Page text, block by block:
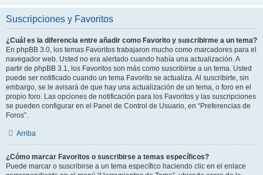
Suscripciones y Favoritos
¿Cuál es la diferencia entre añadir como Favorito y suscribirme a un tema?
En phpBB 3.0, los temas Favoritos trabajaron mucho como marcadores para el
navegador web. Usted no era alertado cuando había una actualización. A
partir de phpBB 3.1, los Favoritos son más como suscribirse a un tema. Usted
puede ser notificado cuando un tema Favorito se actualiza. Al suscribirte, sin
embargo, se le avisará de que hay una actualización de un tema, o foro en el
propio foro. Las opciones de notificación para los Favoritos y las suscripciones
se pueden configurar en el Panel de Control de Usuario, en “Preferencias de
Foros”.
Arriba
¿Cómo marcar Favoritos o suscribirse a temas específicos?
Puede marcar o suscribirse a un tema específico haciendo clic en el enlace